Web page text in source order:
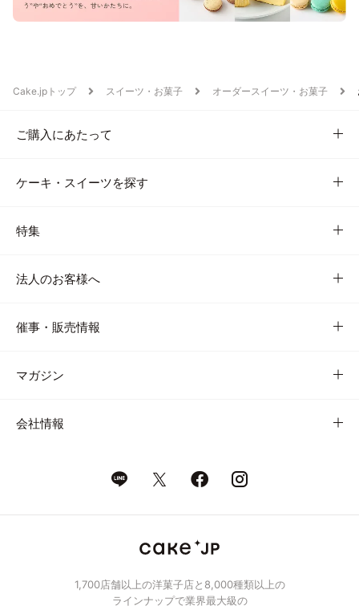
Cake.jpトップ スイーツ・お菓子 オーダースイーツ・お菓子
ご購入にあたって
ケーキ・スイーツを探す
特集
法人のお客様へ
催事・販売情報
マガジン
会社情報
1,700店舗以上の洋菓子店と8,000種類以上の
ラインナップで業界最大級の